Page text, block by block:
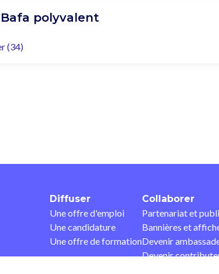
Bafa polyvalent
(34)
Diffuser
Une offre d'emploi
Une candidature
Une offre de formation
Collaborer
Partenariat et
Bannières et
Devenir
Devenir